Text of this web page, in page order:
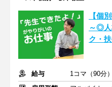
【個
～◎人
ク・
給与
1コマ（90分